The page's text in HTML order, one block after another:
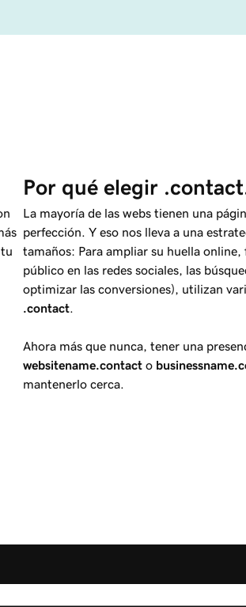
Por qué elegir
La mayoría de las webs tienen una
perfección. Y eso nos lleva a una
tamaños: Para ampliar su huella
público en las redes sociales, las
optimizar las conversiones), utilizan
.contact
Ahora más que nunca, tener una
websitename.contact o businessname
mantenerlo cerca.